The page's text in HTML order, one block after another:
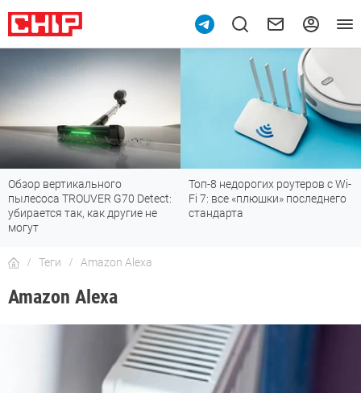
Обзор вертикального
пылесоса TROUVER G70 Detect:
убирается так, как другие не
могут
Топ-8 недорогих роутеров с Wi-
Fi 7: все «плюшки» последнего
стандарта
Теги Amazon Alexa
Amazon Alexa